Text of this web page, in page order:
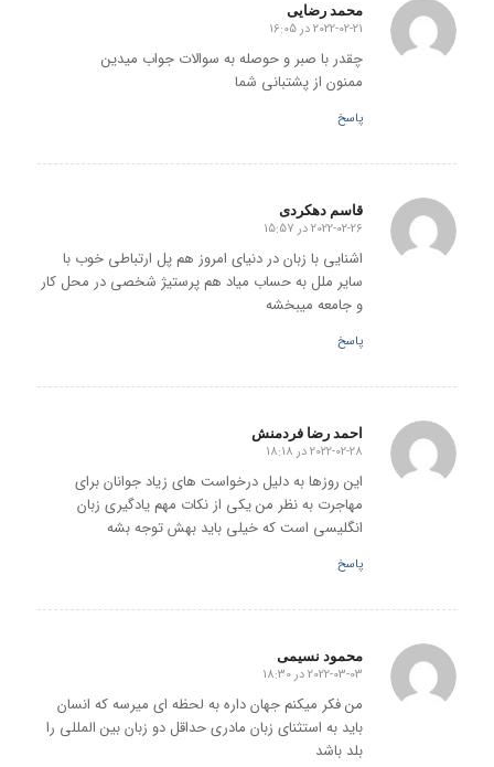
محمد رضایی
گفته:
2022-02-21 در 16:05
چقدر با صبر و حوصله به سوالات جواب میدین
ممنون از پشتبانی شما
پاسخ
قاسم دهکردی
گفته:
2022-02-26 در 15:57
اشنایی با زبان در دنیای امروز هم پل ارتباطی خوب با
سایر ملل به حساب میاد هم پرستیژ شخصی در محل کار
و جامعه میبخشه
پاسخ
احمد رضا فردمنش
گفته:
2022-02-28 در 18:18
این روزها به دلیل درخواست های زیاد جوانان برای
مهاجرت به نظر من یکی از نکات مهم یادگیری زبان
انگلیسی است که خیلی باید بهش توجه بشه
پاسخ
محمود نسیمی
گفته:
2022-03-03 در 18:30
من فکر میکنم جهان داره به لحظه ای میرسه که انسان
باید به استثنای زبان مادری حداقل دو زبان بین المللی را
بلد باشد